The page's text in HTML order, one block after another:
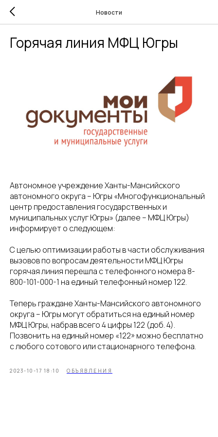
Новости
Горячая линия МФЦ Югры
Автономное учреждение Ханты-Мансийского
автономного округа – Югры «Многофункциональный
центр предоставления государственных и
муниципальных услуг Югры» (далее – МФЦ Югры)
информирует о следующем:
С целью оптимизации работы в части обслуживания
вызовов по вопросам деятельности МФЦ Югры
горячая линия перешла с телефонного номера 8-
800-101-000-1 на единый телефонный номер 122.
Теперь граждане Ханты-Мансийского автономного
округа – Югры могут обратиться на единый номер
МФЦ Югры, набрав всего 4 цифры 122 (доб. 4).
Позвонить на единый номер «122» можно бесплатно
с любого сотового или стационарного телефона.
2023-10-17 18:10 ОБЪЯВЛЕНИЯ